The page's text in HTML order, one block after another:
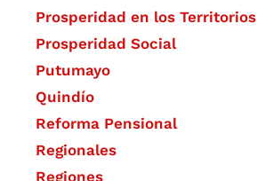
Prosperidad en los Territorios
Prosperidad Social
Putumayo
Quindío
Reforma Pensional
Regionales
Regiones